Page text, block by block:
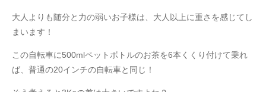
大人よりも随分と力の弱いお子様は、大人以上に重さを感じてし
まいます！
この自転車に500mlペットボトルのお茶を6本くくり付けて乗れ
ば、普通の20インチの自転車と同じ！